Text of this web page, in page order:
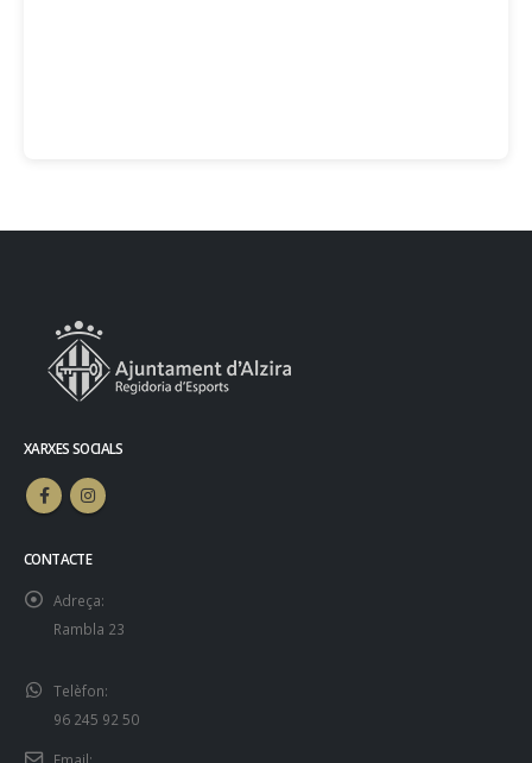
XARXES SOCIALS
CONTACTE
Adreça:
Rambla 23
Telèfon:
96 245 92 50